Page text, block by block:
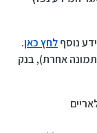
נוסףלחץ כאן.
לעשר תמונות (4.90 דולר לתמונה אחרת), בנק